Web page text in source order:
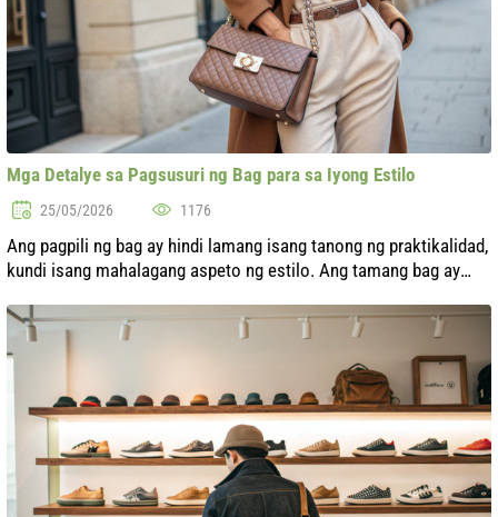
Mga Detalye sa Pagsusuri ng Bag para sa Iyong Estilo
25/05/2026 1176
Ang pagpili ng bag ay hindi lamang isang tanong ng praktikalidad,
kundi isang mahalagang aspeto ng estilo. Ang tamang bag ay
makakapagbigay din ng ori...